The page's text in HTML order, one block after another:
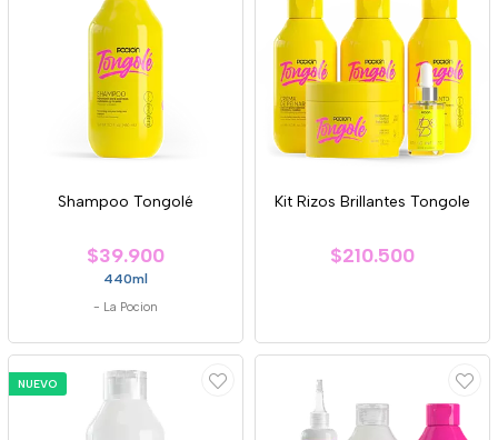
Shampoo Tongolé
$39.900
440ml
- La Pocion
Kit Rizos Brillantes Tongole
$210.500
NUEVO